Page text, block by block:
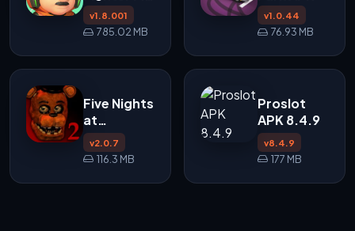
APK
v1.8.001
785.02 MB
v1.0.44
76.93 MB
Five Nights
at
Freddy's 2
APK
v2.0.7
116.3 MB
Proslot
APK 8.4.9
v8.4.9
177 MB